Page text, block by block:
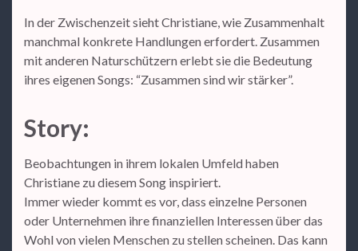
In der Zwischenzeit sieht Christiane, wie Zusammenhalt
manchmal konkrete Handlungen erfordert. Zusammen
mit anderen Naturschützern erlebt sie die Bedeutung
ihres eigenen Songs: “Zusammen sind wir stärker”.
Story:
Beobachtungen in ihrem lokalen Umfeld haben
Christiane zu diesem Song inspiriert.
Immer wieder kommt es vor, dass einzelne Personen
oder Unternehmen ihre finanziellen Interessen über das
Wohl von vielen Menschen zu stellen scheinen. Das kann